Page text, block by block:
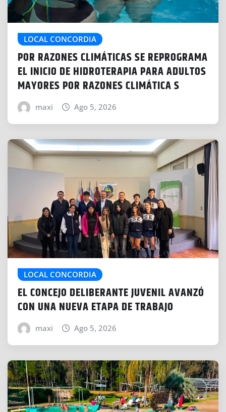
LOCAL CONCORDIA
POR RAZONES CLIMÁTICAS SE REPROGRAMA
EL INICIO DE HIDROTERAPIA PARA ADULTOS
MAYORES POR RAZONES CLIMÁTICA S
maxi Ago 5, 2026
LOCAL CONCORDIA
EL CONCEJO DELIBERANTE JUVENIL AVANZÓ
CON UNA NUEVA ETAPA DE TRABAJO
maxi Ago 5, 2026